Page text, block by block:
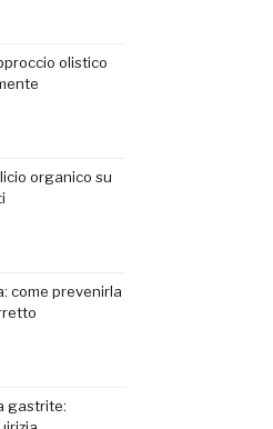
olistico
organico su
come prevenirla
gastrite: